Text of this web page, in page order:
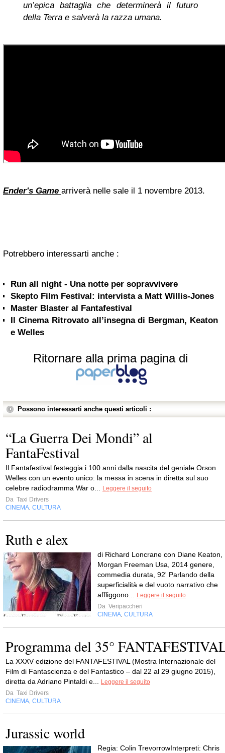
un’epica battaglia che determinerà il futuro
della Terra e salverà la razza umana.
Ender's Game arriverà nelle sale il 1 novembre 2013.
Potrebbero interessarti anche :
Run all night - Una notte per sopravvivere
Skepto Film Festival: intervista a Matt Willis-Jones
Master Blaster al Fantafestival
Il Cinema Ritrovato all’insegna di Bergman, Keaton
e Welles
Ritornare alla prima pagina di
Possono interessarti anche questi articoli :
“La Guerra Dei Mondi” al
FantaFestival
Il Fantafestival festeggia i 100 anni dalla nascita del geniale Orson
Welles con un evento unico: la messa in scena in diretta sul suo
celebre radiodramma War o... Leggere il seguito
Da Taxi Drivers
CINEMA, CULTURA
Ruth e alex
di Richard Loncrane con Diane Keaton,
Morgan Freeman Usa, 2014 genere,
commedia durata, 92' Parlando della
superficialità e del vuoto narrativo che
affliggono... Leggere il seguito
Da Veripaccheri
CINEMA, CULTURA
Programma del 35°
La XXXV edizione del FANTAFESTIVAL (Mostra Internazionale del
Film di Fantascienza e del Fantastico – dal 22 al 29 giugno 2015),
diretta da Adriano Pintaldi e... Leggere il seguito
Da Taxi Drivers
CINEMA, CULTURA
Jurassic world
Regia: Colin TrevorrowInterpreti: Chris